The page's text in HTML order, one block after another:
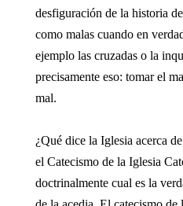
desfiguración de la historia
como malas cuando en
ejemplo las cruzadas o la
precisamente eso: tomar el
mal.
¿Qué dice la Iglesia acerca
el Catecismo de la Iglesia
doctrinalmente cual es la